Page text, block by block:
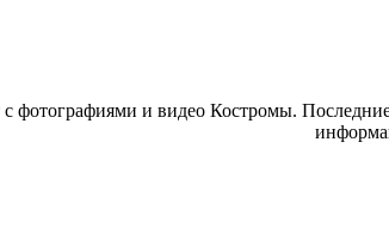
фотографиями и видео Костромы.